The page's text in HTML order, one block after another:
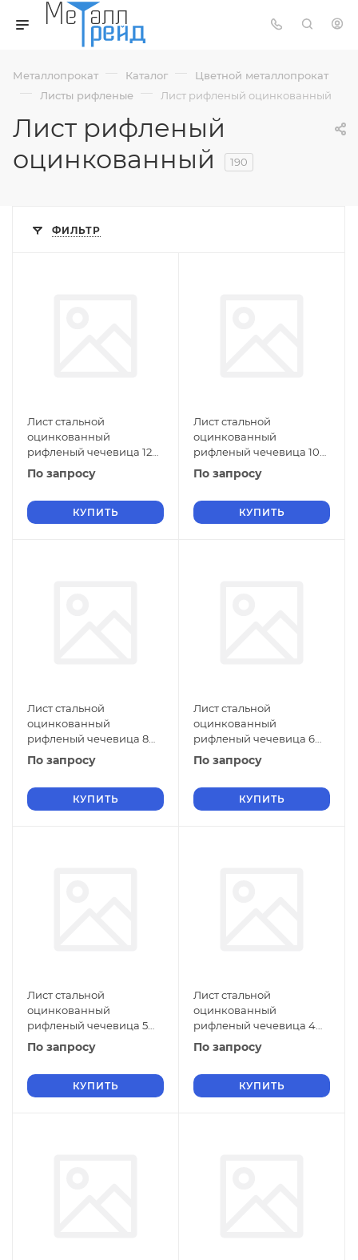
Металлопрокат — Каталог — Цветной металлопрокат
— Листы рифленые — Лист рифленый оцинкованный
Лист рифленый
оцинкованный
190
ФИЛЬТР
Лист стальной
оцинкованный
рифленый чечевица 12
мм Ст2 ГОСТ 8568-77 г/к
По запросу
КУПИТЬ
Лист стальной
оцинкованный
рифленый чечевица 10
мм Ст2 ГОСТ 8568-77 г/к
По запросу
КУПИТЬ
Лист стальной
оцинкованный
рифленый чечевица 8
мм Ст2 ГОСТ 8568-77 г/к
По запросу
КУПИТЬ
Лист стальной
оцинкованный
рифленый чечевица 6
мм Ст2 ГОСТ 8568-77 г/к
По запросу
КУПИТЬ
Лист стальной
оцинкованный
рифленый чечевица 5
мм Ст2 ГОСТ 8568-77 г/к
По запросу
КУПИТЬ
Лист стальной
оцинкованный
рифленый чечевица 4
мм Ст2 ГОСТ 8568-77 г/к
По запросу
КУПИТЬ